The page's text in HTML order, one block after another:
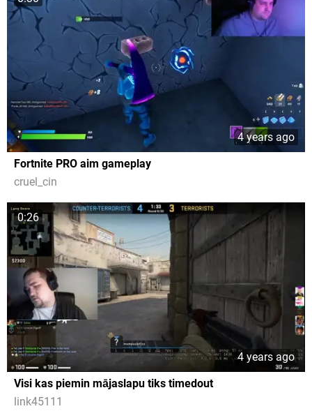
4 years ago
Fortnite PRO aim gameplay
cruel_cin
0:26
4 years ago
Visi kas piemin mājaslapu tiks timedout
link45111